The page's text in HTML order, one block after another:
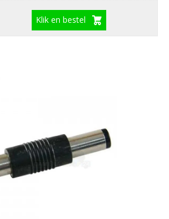
Klik en bestel